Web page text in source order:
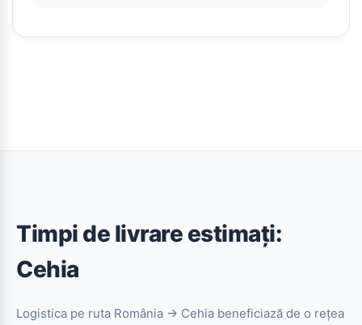
Timpi de livrare estimați:
Cehia
Logistica pe ruta România → Cehia beneficiază de o rețea